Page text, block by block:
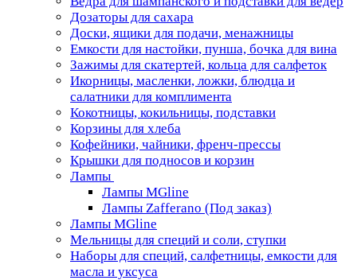
Дозаторы для сахара
Доски, ящики для подачи, менажницы
Емкости для настойки, пунша, бочка для вина
Зажимы для скатертей, кольца для салфеток
Икорницы, масленки, ложки, блюдца и
салатники для комплимента
Кокотницы, кокильницы, подставки
Корзины для хлеба
Кофейники, чайники, френч-прессы
Крышки для подносов и корзин
Лампы
Лампы MGline
Лампы Zafferano (Под заказ)
Лампы MGline
Мельницы для специй и соли, ступки
Наборы для специй, салфетницы, емкости для
масла и уксуса